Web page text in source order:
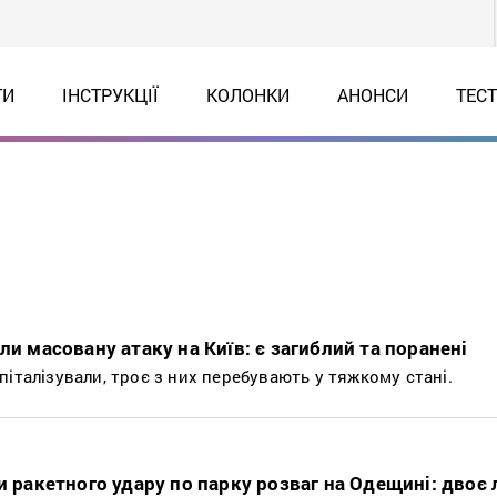
ІНСТРУКЦІЇ КОЛОНКИ АНОНСИ
масовану атаку на Київ: є загиблий та поранені
троє з них перебувають у тяжкому стані.
ракетного удару по парку розваг на Одещині: